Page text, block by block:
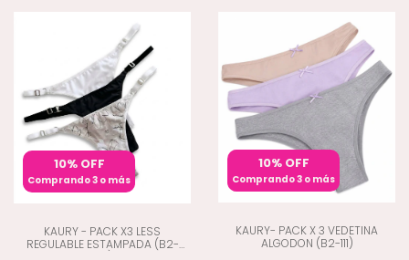
10% OFF
Comprando 3 o más
KAURY - PACK X3 LESS
REGULABLE ESTAMPADA (B2-
10% OFF
Comprando 3 o más
KAURY- PACK X 3 VEDETINA
ALGODON (B2-111)